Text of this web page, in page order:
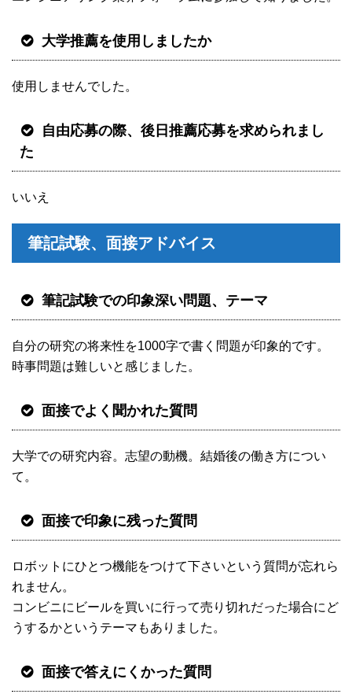
大学推薦を使用しましたか
使用しませんでした。
自由応募の際、後日推薦応募を求められまし
た
いいえ
筆記試験、面接アドバイス
筆記試験での印象深い問題、テーマ
自分の研究の将来性を1000字で書く問題が印象的です。
時事問題は難しいと感じました。
面接でよく聞かれた質問
大学での研究内容。志望の動機。結婚後の働き方につい
て。
面接で印象に残った質問
ロボットにひとつ機能をつけて下さいという質問が忘れら
れません。
コンビニにビールを買いに行って売り切れだった場合にど
うするかというテーマもありました。
面接で答えにくかった質問